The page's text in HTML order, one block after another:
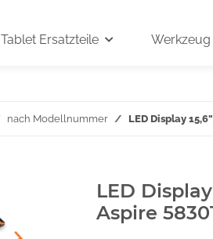
Tablet Ersatzteile Werkzeug
nach Modellnummer LED Display
LED
Aspire